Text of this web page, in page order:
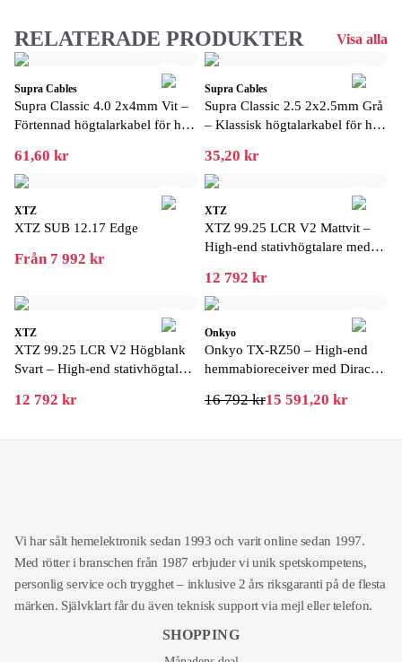
RELATERADE PRODUKTER Visa alla
Supra Cables
Supra Classic 4.0 2x4mm Vit –
Förtennad högtalarkabel för hi-fi
61,60 kr
Supra Cables
Supra Classic 2.5 2x2.5mm Grå
– Klassisk högtalarkabel för hi-
35,20 kr
XTZ
XTZ SUB 12.17 Edge
Från 7 992 kr
XTZ
XTZ 99.25 LCR V2 Mattvit –
High-end stativhögtalare med
12 792 kr
XTZ
XTZ 99.25 LCR V2 Högblank
Svart – High-end stativhögtalare
12 792 kr
Onkyo
Onkyo TX-RZ50 – High-end
hemmabioreceiver med Dirac
16 792 kr15 591,20 kr
Vi har sålt hemelektronik sedan 1993 och varit online sedan 1997.
Med rötter i branschen från 1987 erbjuder vi unik spetskompetens,
personlig service och trygghet – inklusive 2 års riksgaranti på de flesta
märken. Självklart får du även teknisk support via mejl eller telefon.
SHOPPING